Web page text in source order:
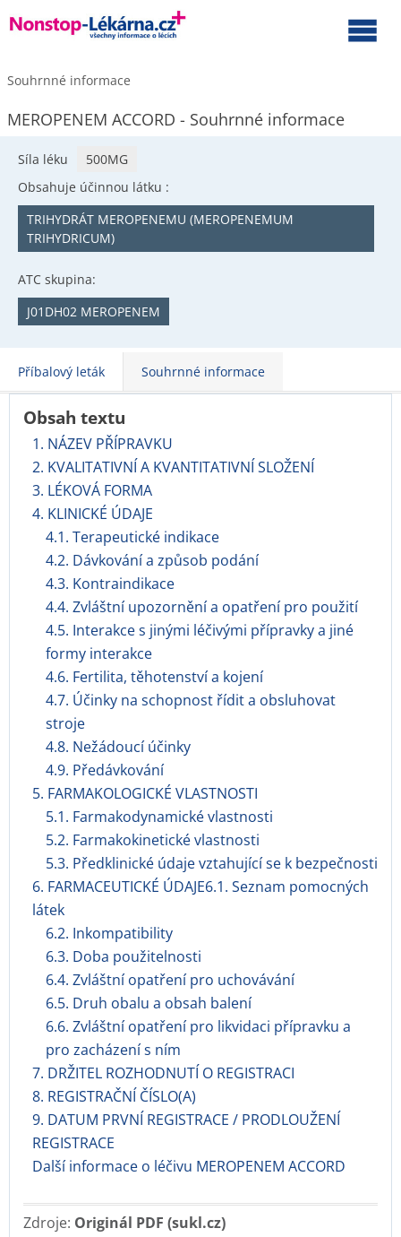
Souhrnné informace
MEROPENEM ACCORD - Souhrnné informace
Síla léku
500MG
Obsahuje účinnou látku :
TRIHYDRÁT MEROPENEMU (MEROPENEMUM
TRIHYDRICUM)
ATC skupina:
J01DH02 MEROPENEM
Příbalový leták Souhrnné informace
Obsah textu
1. NÁZEV PŘÍPRAVKU
2. KVALITATIVNÍ A KVANTITATIVNÍ SLOŽENÍ
3. LÉKOVÁ FORMA
4. KLINICKÉ ÚDAJE
4.1. Terapeutické indikace
4.2. Dávkování a způsob podání
4.3. Kontraindikace
4.4. Zvláštní upozornění a opatření pro použití
4.5. Interakce s jinými léčivými přípravky a jiné
formy interakce
4.6. Fertilita, těhotenství a kojení
4.7. Účinky na schopnost řídit a obsluhovat
stroje
4.8. Nežádoucí účinky
4.9. Předávkování
5. FARMAKOLOGICKÉ VLASTNOSTI
5.1. Farmakodynamické vlastnosti
5.2. Farmakokinetické vlastnosti
5.3. Předklinické údaje vztahující se k bezpečnosti
6. FARMACEUTICKÉ ÚDAJE6.1. Seznam pomocných
látek
6.2. Inkompatibility
6.3. Doba použitelnosti
6.4. Zvláštní opatření pro uchovávání
6.5. Druh obalu a obsah balení
6.6. Zvláštní opatření pro likvidaci přípravku a
pro zacházení s ním
7. DRŽITEL ROZHODNUTÍ O REGISTRACI
8. REGISTRAČNÍ ČÍSLO(A)
9. DATUM PRVNÍ REGISTRACE / PRODLOUŽENÍ
REGISTRACE
Další informace o léčivu MEROPENEM ACCORD
Zdroje: Originál PDF (sukl.cz)